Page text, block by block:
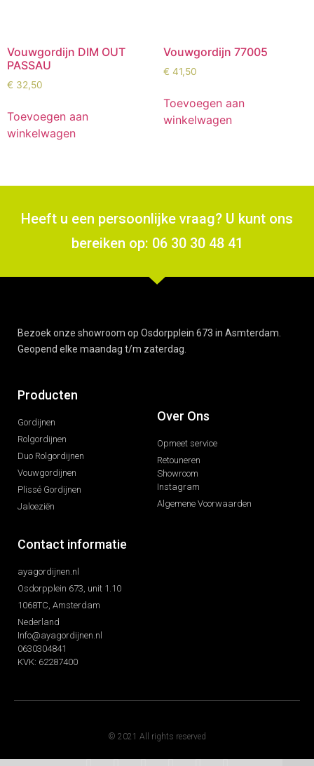
Vouwgordijn DIM OUT
PASSAU
€ 32,50
Toevoegen aan
winkelwagen
Vouwgordijn 77005
€ 41,50
Toevoegen aan
winkelwagen
Heeft u een persoonlijke vraag? U kunt ons
bereiken op: 06 30 30 48 41
Bezoek onze showroom op Osdorpplein 673 in Asmterdam.
Geopend elke maandag t/m zaterdag.
Producten
Gordijnen
Rolgordijnen
Duo Rolgordijnen
Vouwgordijnen
Plissé Gordijnen
Jaloeziën
Over Ons
Opmeet service
Retouneren
Showroom
Instagram
Algemene Voorwaarden
Contact informatie
ayagordijnen.nl
Osdorpplein 673, unit 1.10
1068TC, Amsterdam
Nederland
Info@ayagordijnen.nl
0630304841
KVK: 62287400
© 2021 All rights reserved